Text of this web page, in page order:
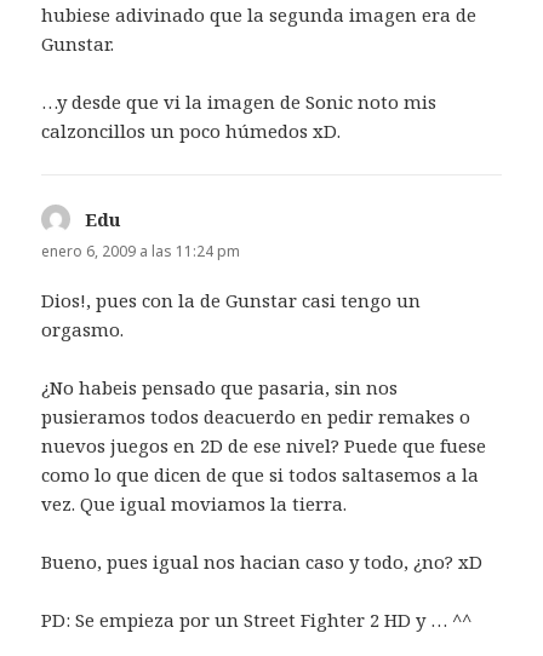
hubiese adivinado que la segunda imagen era de
Gunstar.
…y desde que vi la imagen de Sonic noto mis
calzoncillos un poco húmedos xD.
Edu
enero 6, 2009 a las 11:24 pm
Dios!, pues con la de Gunstar casi tengo un
orgasmo.
¿No habeis pensado que pasaria, sin nos
pusieramos todos deacuerdo en pedir remakes o
nuevos juegos en 2D de ese nivel? Puede que fuese
como lo que dicen de que si todos saltasemos a la
vez. Que igual moviamos la tierra.
Bueno, pues igual nos hacian caso y todo, ¿no? xD
PD: Se empieza por un Street Fighter 2 HD y … ^^